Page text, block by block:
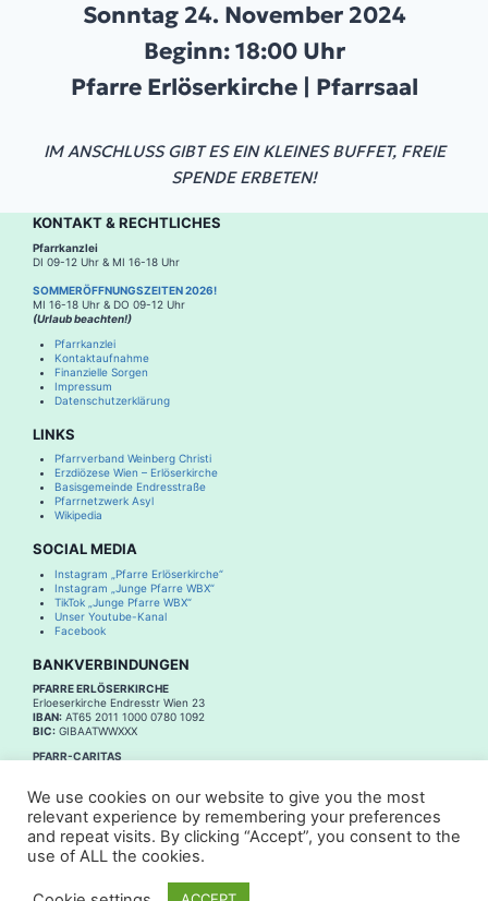
Sonntag 24. November 2024
Beginn: 18:00 Uhr
Pfarre Erlöserkirche | Pfarrsaal
IM ANSCHLUSS GIBT ES EIN KLEINES BUFFET, FREIE
SPENDE ERBETEN!
KONTAKT & RECHTLICHES
Pfarrkanzlei
DI 09-12 Uhr & MI 16-18 Uhr
SOMMERÖFFNUNGSZEITEN 2026!
MI 16-18 Uhr & DO 09-12 Uhr
(Urlaub beachten!)
Pfarrkanzlei
Kontaktaufnahme
Finanzielle Sorgen
Impressum
Datenschutzerklärung
LINKS
Pfarrverband Weinberg Christi
Erzdiözese Wien – Erlöserkirche
Basisgemeinde Endresstraße
Pfarrnetzwerk Asyl
Wikipedia
SOCIAL MEDIA
Instagram „Pfarre Erlöserkirche“
Instagram „Junge Pfarre WBX“
TikTok „Junge Pfarre WBX“
Unser Youtube-Kanal
Facebook
BANKVERBINDUNGEN
PFARRE ERLÖSERKIRCHE
Erloeserkirche Endresstr Wien 23
IBAN: AT65 2011 1000 0780 1092
BIC: GIBAATWWXXX
PFARR-CARITAS
BIC GIBAATWWXXX
We use cookies on our website to give you the most
relevant experience by remembering your preferences
and repeat visits. By clicking “Accept”, you consent to the
use of ALL the cookies.